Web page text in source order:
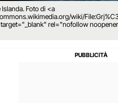
Foto di <a
wiki/
target="_blank" rel="nofollow